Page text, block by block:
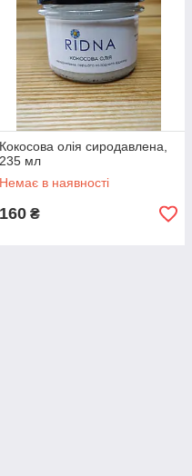
Кокосова олія сиродавлена,
235 мл
Немає в наявності
160 ₴